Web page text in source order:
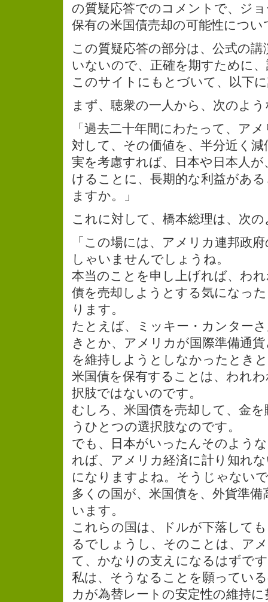
の質疑応答でのコメントで、ジ
保有の米国債売却の可能性につい
この質疑応答の部分は、公式の
いないので、正確を期すために
このサイトにもとづいて、以下
まず、聴衆の一人から、次のよ
「過去二十年間にわたって、ア
対して、その価値を、半分近く
実を考慮すれば、日本や日本人
けることに、長期的な利益があ
ますか。」
これに対して、橋本総理は、次
「この場には、アメリカ連邦政
しゃいませんでしょうね。
本当のことを申し上げれば、わ
債を売却しようとする気になっ
ります。
たとえば、ミッキー・カンター
きとか、アメリカが国際準備通
を維持しようとしなかったとき
米国債を保有することは、われ
択肢ではないのです。
むしろ、米国債を売却して、金
うひとつの選択肢なのです。
でも、日本がいったんそのよう
れば、アメリカ経済に計り知れ
になりますよね。そうじゃない
多くの国が、米国債を、外貨準
います。
これらの国は、ドルが下落して
るでしょうし、そのことは、ア
て、かなりの支えになるはずで
私は、そうなることを願ってい
カが為替レートの安定性の維持